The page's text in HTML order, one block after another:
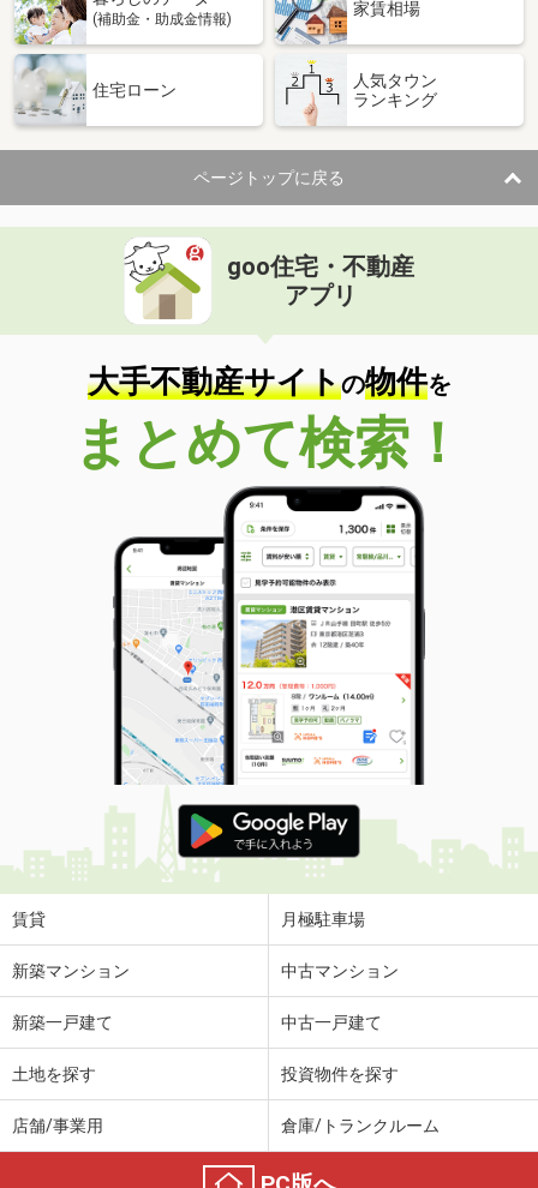
(補助金・助成金情報)
家賃相場
住宅ローン
人気タウン
ランキング
ページトップに戻る
goo住宅・不動産
アプリ
大手不動産サイトの物件を
まとめて検索！
賃貸 月極駐車場
新築マンション 中古マンション
新築一戸建て 中古一戸建て
土地を探す 投資物件を探す
店舗/事業用 倉庫/トランクルーム